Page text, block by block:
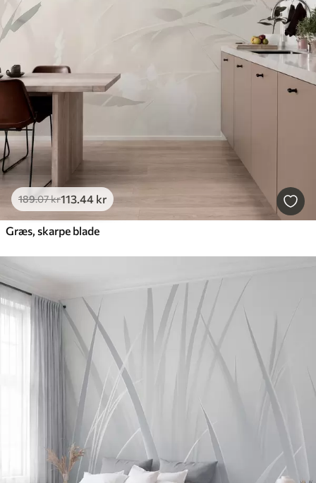
189.07kr113.44 kr
Græs, skarpe blade